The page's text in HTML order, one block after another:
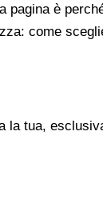
è
come
la tua,